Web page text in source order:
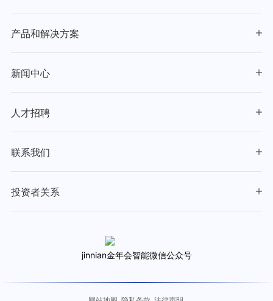
产品和解决方案
新闻中心
人才招聘
联系我们
投资者关系
jinnian金年会智能微信公众号